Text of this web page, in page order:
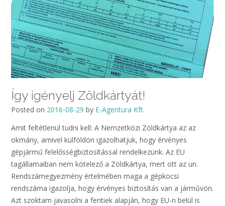
Így igényelj Zöldkártyát!
Posted on 2016-08-29 by E-Agentura Kft.
Amit feltétlenül tudni kell: A Nemzetközi Zöldkártya az az
okmány, amivel külföldön igazolhatjuk, hogy érvényes
gépjármű felelősségbiztosítással rendelkezünk. Az EU
tagállamaiban nem kötelező a Zöldkártya, mert ott az un.
Rendszámegyezmény értelmében maga a gépkocsi
rendszáma igazolja, hogy érvényes biztosítás van a járművön.
Azt szoktam javasolni a fentiek alapján, hogy EU-n belül is